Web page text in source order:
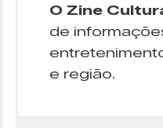
O Zine
de
e região.